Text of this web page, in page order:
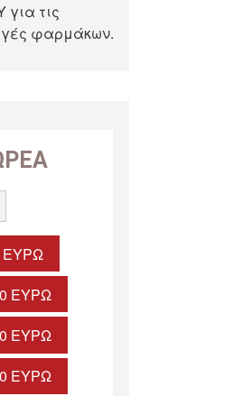
τις
φαρμάκων.
ΕΥΡΏ
ΕΥΡΏ
ΕΥΡΏ
ΕΥΡΏ